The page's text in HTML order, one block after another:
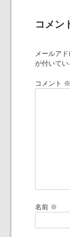
ビ
ー
シ
コメン
メールア
が付いて
コメント ※
名前 ※